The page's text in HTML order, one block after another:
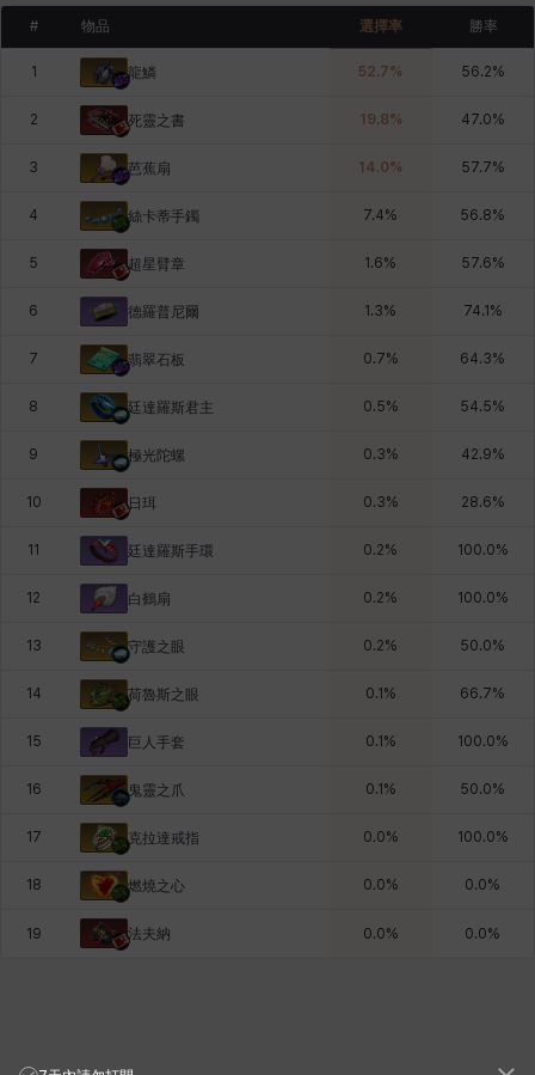
# 物品 選擇率 勝率
1 龍鱗 52.7% 56.2%
2 死靈之書 19.8% 47.0%
3 芭蕉扇 14.0% 57.7%
4 絲卡蒂手鐲 7.4% 56.8%
5 超星臂章 1.6% 57.6%
6 德羅普尼爾 1.3% 74.1 %
7 翡翠石板 0.7% 64.3%
8 廷達羅斯君主 0.5% 54.5%
9 極光陀螺 0.3% 42.9%
10 日珥 0.3% 28.6%
11 廷達羅斯手環 0.2% 100.0%
12 白鶴扇 0.2% 100.0%
13 守護之眼 0.2% 50.0%
14 荷魯斯之眼 0.1 % 66.7%
15 巨人手套 0.1 % 100.0%
16 鬼靈之爪 0.1 % 50.0%
17 克拉達戒指 0.0% 100.0%
18 燃燒之心 0.0% 0.0%
19 法夫納 0.0% 0.0%